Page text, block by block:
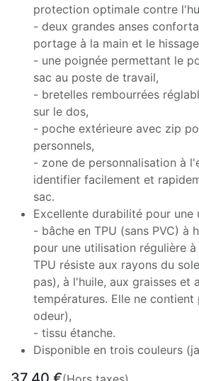
protection optimale contre
- deux grandes anses
portage à la main et le
- une poignée permettant le
sac au poste de travail,
- bretelles rembourrées
sur le dos,
- poche extérieure avec zip
personnels,
- zone de personnalisation à
identifier facilement et
sac.
Excellente durabilité pour une
- bâche en TPU (sans PVC) à
pour une utilisation régulière
TPU résiste aux rayons du
pas), à l'huile, aux graisses et
températures. Elle ne contient
odeur),
- tissu étanche.
Disponible en trois couleurs